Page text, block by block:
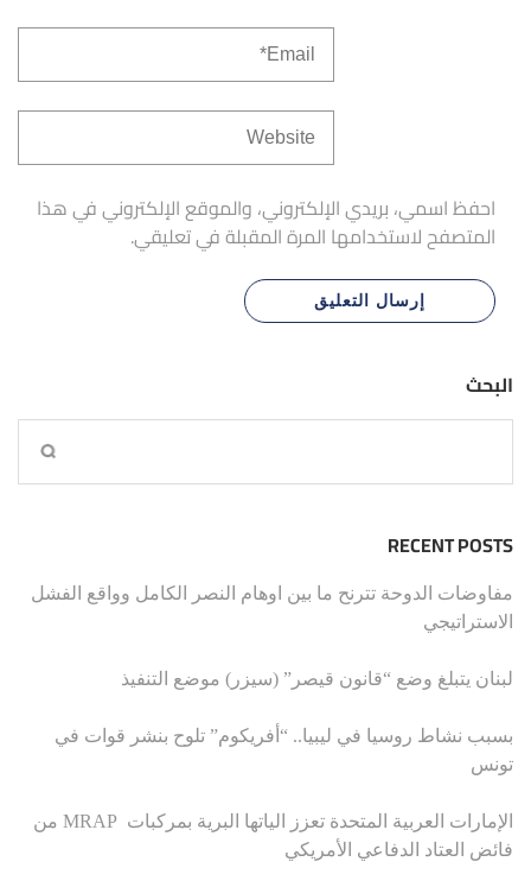
احفظ اسمي، بريدي الإلكتروني، والموقع الإلكتروني في هذا
المتصفح لاستخدامها المرة المقبلة في تعليقي.
البحث
RECENT POSTS
مفاوضات الدوحة تترنح ما بين اوهام النصر الكامل وواقع الفشل
الاستراتيجي
لبنان يتبلغ وضع “قانون قيصر” (سيزر) موضع التنفيذ
بسبب نشاط روسيا في ليبيا.. “أفريكوم” تلوح بنشر قوات في
تونس
الإمارات العربية المتحدة تعزز الياتها البرية بمركبات MRAP من
فائض العتاد الدفاعي الأمريكي